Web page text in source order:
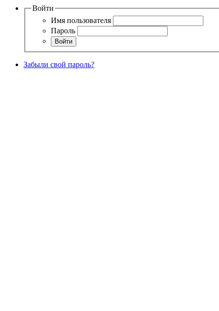
Войти
Имя пользователя
Пароль
Забыли свой пароль?